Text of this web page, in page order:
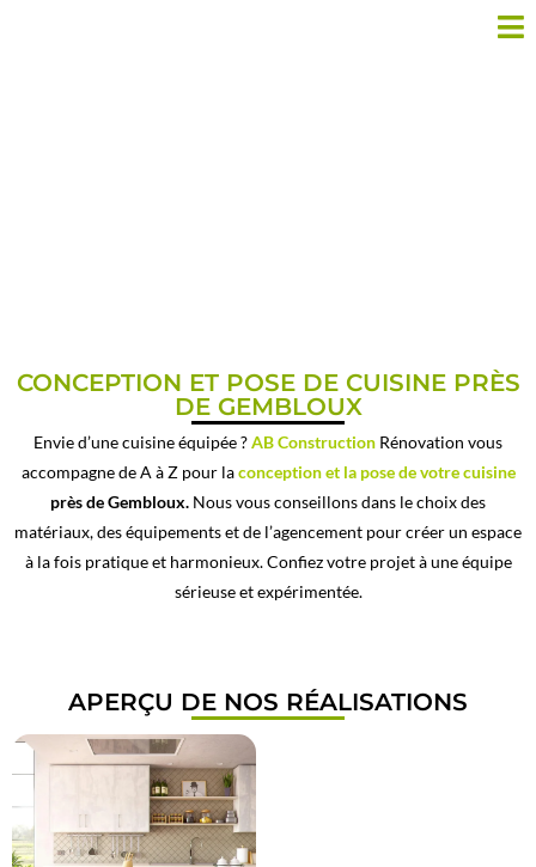
CUISINE ÉQUIPÉE PRÈS DE
CONCEPTION ET POSE DE CUISINE PRÈS
DE GEMBLOUX
Envie d’une cuisine équipée ?AB Construction Rénovation vous
accompagne de A à Z pour laconception et la pose de votre cuisine
près de Gembloux. Nous vous conseillons dans le choix des
matériaux, des équipements et de l’agencement pour créer un espace
à la fois pratique et harmonieux. Confiez votre projet à une équipe
sérieuse et expérimentée.
APERÇU DE NOS RÉALISATIONS